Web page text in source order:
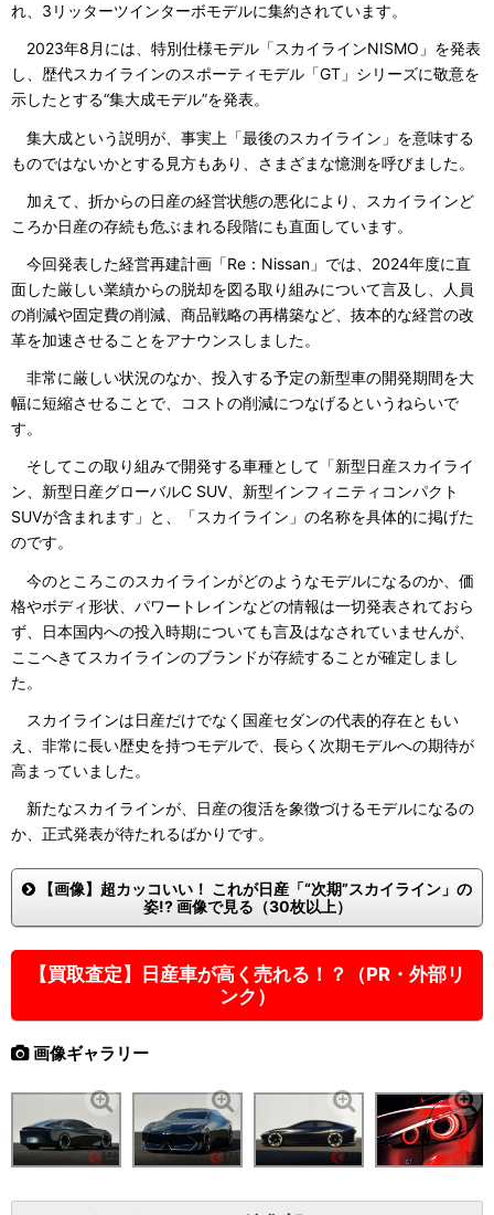
れ、3リッターツインターボモデルに集約されています。
2023年8月には、特別仕様モデル「スカイラインNISMO」を発表
し、歴代スカイラインのスポーティモデル「GT」シリーズに敬意を
示したとする“集大成モデル”を発表。
集大成という説明が、事実上「最後のスカイライン」を意味する
ものではないかとする見方もあり、さまざまな憶測を呼びました。
加えて、折からの日産の経営状態の悪化により、スカイラインど
ころか日産の存続も危ぶまれる段階にも直面しています。
今回発表した経営再建計画「Re：Nissan」では、2024年度に直
面した厳しい業績からの脱却を図る取り組みについて言及し、人員
の削減や固定費の削減、商品戦略の再構築など、抜本的な経営の改
革を加速させることをアナウンスしました。
非常に厳しい状況のなか、投入する予定の新型車の開発期間を大
幅に短縮させることで、コストの削減につなげるというねらいで
す。
そしてこの取り組みで開発する車種として「新型日産スカイライ
ン、新型日産グローバルC SUV、新型インフィニティコンパクト
SUVが含まれます」と、「スカイライン」の名称を具体的に掲げた
のです。
今のところこのスカイラインがどのようなモデルになるのか、価
格やボディ形状、パワートレインなどの情報は一切発表されておら
ず、日本国内への投入時期についても言及はなされていませんが、
ここへきてスカイラインのブランドが存続することが確定しまし
た。
スカイラインは日産だけでなく国産セダンの代表的存在ともい
え、非常に長い歴史を持つモデルで、長らく次期モデルへの期待が
高まっていました。
新たなスカイラインが、日産の復活を象徴づけるモデルになるの
か、正式発表が待たれるばかりです。
【画像】超カッコいい！ これが日産「“次期”スカイライン」の
姿!? 画像で見る（30枚以上）
【買取査定】日産車が高く売れる！？（PR・外部リ
ンク）
画像ギャラリー